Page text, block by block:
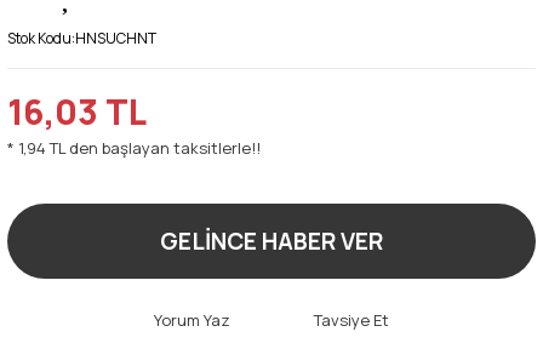
Stok Kodu:HNSUCHNT
16,03 TL
* 1,94 TL den başlayan taksitlerle!!
GELİNCE HABER VER
Yorum Yaz Tavsiye Et